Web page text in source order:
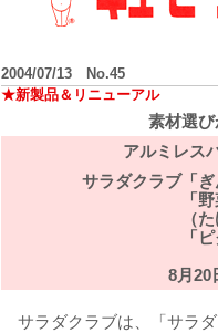
2004/07/13 No.45
★新製品＆リニューアル
素材選
アルミレス
サラダクラブ「ぎ
「
（
「
8月20
サラダクラブは、「サラ